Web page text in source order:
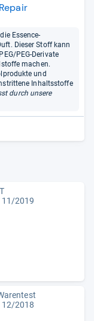
Essence-
Dieser Stoff kann
PEG-Derivate
machen.
und
Inhaltsstoffe
durch unsere
11/2019
12/2018